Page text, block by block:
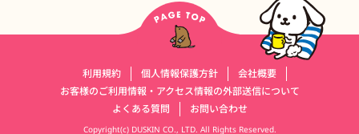
利用規約 個人情報保護方針
会社概要
お客様のご利用情報・アクセス情報の外部送信について
よくある質問
お問い合わせ
Copyright(c) DUSKIN CO., LTD. All Rights Reserved.